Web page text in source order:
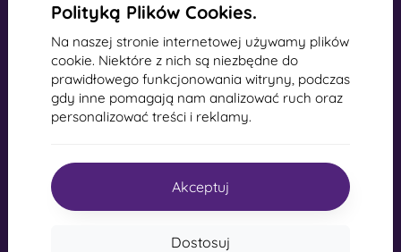
Polityką Plików Cookies.
Na naszej stronie internetowej używamy plików
cookie. Niektóre z nich są niezbędne do
prawidłowego funkcjonowania witryny, podczas
gdy inne pomagają nam analizować ruch oraz
personalizować treści i reklamy.
Akceptuj
Dostosuj
Kontakt
info@mobilonline.sk
Napisz do nas
Od poniedziałku do piątku:
sobota i niedziela: